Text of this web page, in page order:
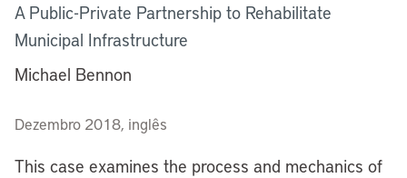
A Public-Private Partnership to Rehabilitate
Municipal Infrastructure
Michael Bennon
Dezembro 2018, inglês
This case examines the process and mechanics of